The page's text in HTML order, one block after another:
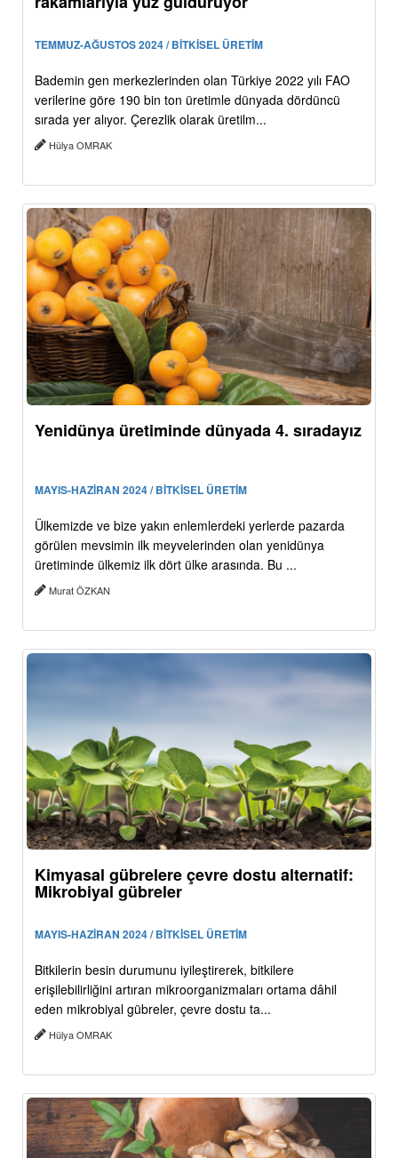
TEMMUZ-AĞUSTOS 2024 / BİTKİSEL ÜRETİM
Bademin gen merkezlerinden olan Türkiye 2022 yılı FAO
verilerine göre 190 bin ton üretimle dünyada dördüncü
sırada yer alıyor. Çerezlik olarak üretilm...
Hülya OMRAK
Yenidünya üretiminde dünyada 4. sıradayız
MAYIS-HAZİRAN 2024 / BİTKİSEL ÜRETİM
Ülkemizde ve bize yakın enlemlerdeki yerlerde pazarda
görülen mevsimin ilk meyvelerinden olan yenidünya
üretiminde ülkemiz ilk dört ülke arasında. Bu ...
Murat ÖZKAN
Kimyasal gübrelere çevre dostu alternatif:
Mikrobiyal gübreler
MAYIS-HAZİRAN 2024 / BİTKİSEL ÜRETİM
Bitkilerin besin durumunu iyileştirerek, bitkilere
erişilebilirliğini artıran mikroorganizmaları ortama dâhil
eden mikrobiyal gübreler, çevre dostu ta...
Hülya OMRAK